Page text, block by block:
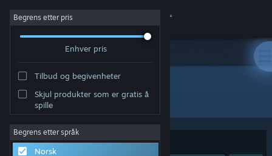
Logg inn
Om
Kundestøtte
Begrens etter pris
Enhver pris
Tilbud og begivenheter
Skjul produkter som er gratis å
spille
Begrens etter språk
Norsk
Utvikler: Rusty Robot
Sorter etter Relevans